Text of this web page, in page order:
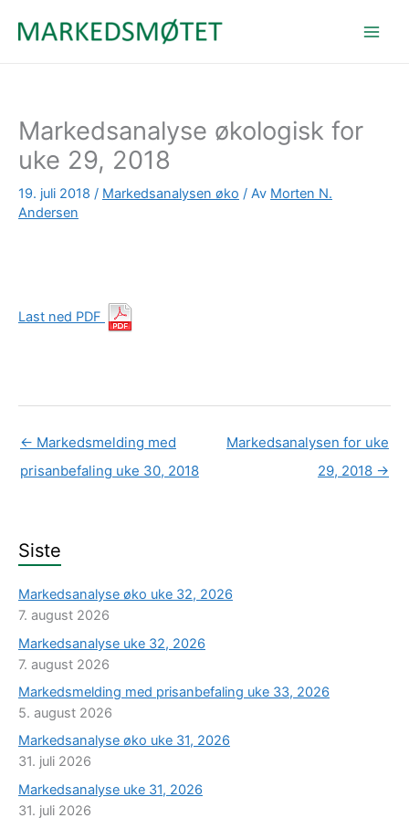
Markedsanalyse økologisk for
uke 29, 2018
19. juli 2018 / Markedsanalysen øko / Av Morten N.
Andersen
Last ned PDF
← Markedsmelding med
prisanbefaling uke 30, 2018
Markedsanalysen for uke
29, 2018 →
Siste
Markedsanalyse øko uke 32, 2026
7. august 2026
Markedsanalyse uke 32, 2026
7. august 2026
Markedsmelding med prisanbefaling uke 33, 2026
5. august 2026
Markedsanalyse øko uke 31, 2026
31. juli 2026
Markedsanalyse uke 31, 2026
31. juli 2026